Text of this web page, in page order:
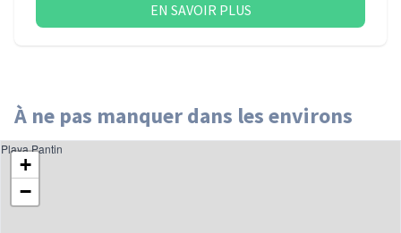
EN SAVOIR PLUS
À ne pas manquer dans les environs
+
−
Playa Pantin